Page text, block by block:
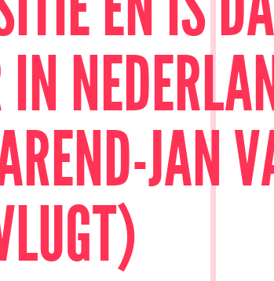
IN
JAN